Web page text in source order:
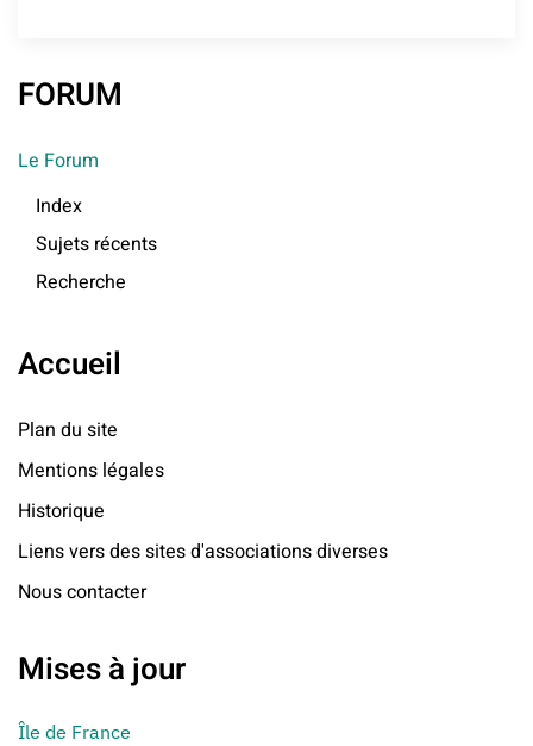
FORUM
Le Forum
Index
Sujets récents
Recherche
Accueil
Plan du site
Mentions légales
Historique
Liens vers des sites d'associations diverses
Nous contacter
Mises à jour
Île de France